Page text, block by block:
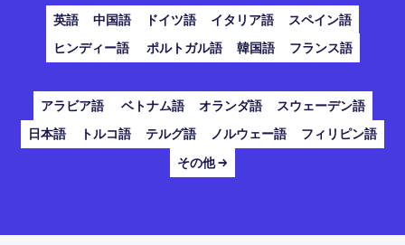
英語 中国語 ドイツ語 イタリア語
スペイン語
ヒンディー語
ポルトガル語 韓国語 フランス語
アラビア語 ベトナム語 オランダ語
スウェーデン語
日本語
トルコ語 テルグ語 ノルウェー語
フィリピン語
その他 →